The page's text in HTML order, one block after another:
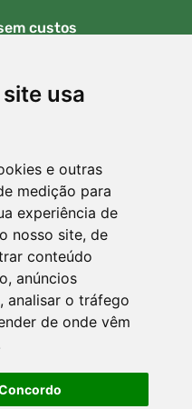
usa
e outras
medição para
experiência de
nosso site, de
conteúdo
anúncios
analisar o tráfego
de onde vêm
custos
superiores a 80 EUR
encomenda em qualquer
uma árvore! Leia mais